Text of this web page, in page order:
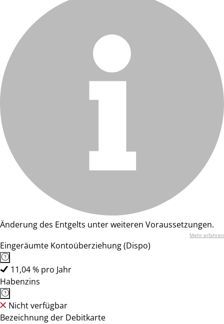
Änderung des Entgelts unter weiteren Voraussetzungen.
Mehr erfahren
Eingeräumte Kontoüberziehung (Dispo)
11,04 % pro Jahr
Habenzins
Nicht verfügbar
Bezeichnung der Debitkarte